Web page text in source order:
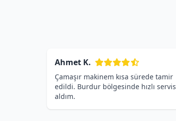
Ahmet K.
Çamaşır makinem kısa sürede tamir
edildi. Burdur bölgesinde hızlı servis
aldım.